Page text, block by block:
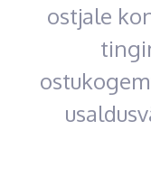
ostjale